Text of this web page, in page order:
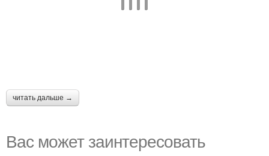
читать дальше →
Вас может заинтересовать